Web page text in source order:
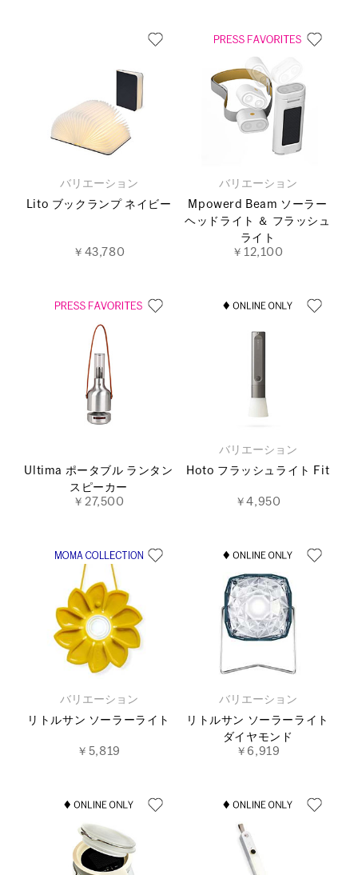
バリエーション
Lito ブックランプ ネイビー
￥43,780
バリエーション
Mpowerd Beam ソーラー
ヘッドライト ＆ フラッシュ
ライト
￥12,100
Ultima ポータブル ランタン
スピーカー
￥27,500
バリエーション
Hoto フラッシュライト Fit
￥4,950
バリエーション
リトルサン ソーラーライト
￥5,819
バリエーション
リトルサン ソーラーライト
ダイヤモンド
￥6,919